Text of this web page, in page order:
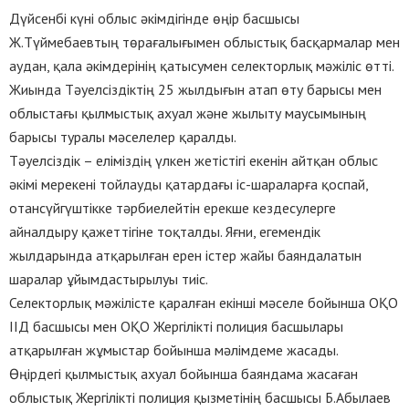
Дүйсенбі күні облыс әкімдігінде өңір басшысы
Ж.Түймебаевтың төрағалығымен облыстық басқармалар мен
аудан, қала әкімдерінің қатысумен селекторлық мәжіліс өтті.
Жиында Тәуелсіздіктің 25 жылдығын атап өту барысы мен
облыстағы қылмыстық ахуал және жылыту маусымының
барысы туралы мәселелер қаралды.
Тәуелсіздік – еліміздің үлкен жетістігі екенін айтқан облыс
әкімі мерекені тойлауды қатардағы іс-шараларға қоспай,
отансүйгүштікке тәрбиелейтін ерекше кездесулерге
айналдыру қажеттігіне тоқталды. Яғни, егемендік
жылдарында атқарылған ерен істер жайы баяндалатын
шаралар ұйымдастырылуы тиіс.
Селекторлық мәжілісте қаралған екінші мәселе бойынша ОҚО
ІІД басшысы мен ОҚО Жергілікті полиция басшылары
атқарылған жұмыстар бойынша мәлімдеме жасады.
Өңірдегі қылмыстық ахуал бойынша баяндама жасаған
облыстық Жергілікті полиция қызметінің басшысы Б.Абылаев